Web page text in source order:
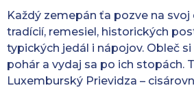
Každý zemepán ťa pozve na svoj
tradícií, remesiel, historických
typických jedál i nápojov. Obleč
pohár a vydaj sa po ich stopách.
Luxemburský Prievidza –